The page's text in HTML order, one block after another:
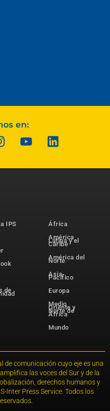
en:
IPS
de
África
América
Latina y el
Caribe
América del
Norte
Asia-
Pacífico
Europa
Medio
Oriente y
Norte de
África
Mundo
de comunicación cuyo eje es una
las voces del Sur y de la
derechos humanos y
Inter Press Service. Todos los